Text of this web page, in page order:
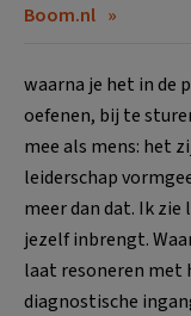
Boom.nl
waarna je het in de
oefenen, bij te
mee als mens: het
leiderschap
meer dan dat. Ik
jezelf inbrengt.
laat resoneren met
diagnostische